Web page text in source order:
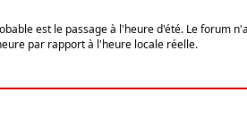
est le passage à l'heure d'été. Le forum
par rapport à l'heure locale réelle.